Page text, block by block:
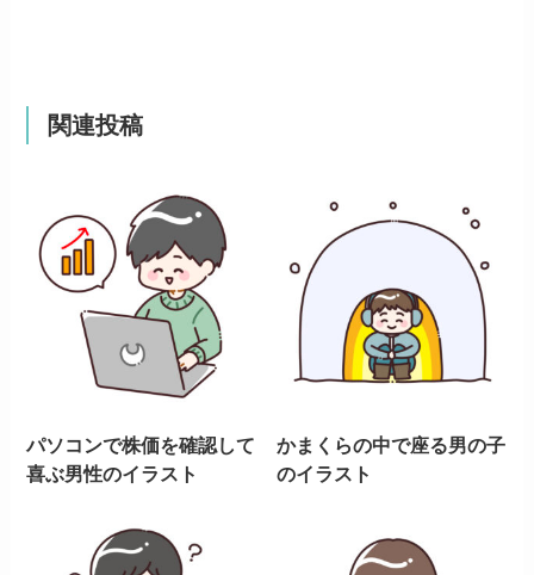
関連投稿
パソコンで株価を確認して
喜ぶ男性のイラスト
かまくらの中で座る男の子
のイラスト